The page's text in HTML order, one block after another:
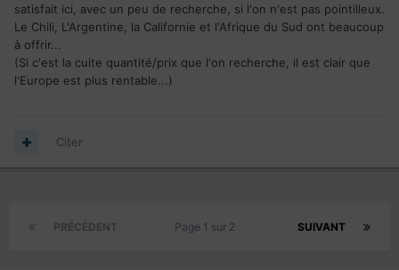
satisfait ici, avec un peu de recherche, si l'on n'est pas pointilleux.
Le Chili, L'Argentine, la Californie et l'Afrique du Sud ont beaucoup
à offrir...
(Si c'est la cuite quantité/prix que l'on recherche, il est clair que
l'Europe est plus rentable...)
Citer
PRÉCÉDENT SUIVANT
Page 1 sur 2